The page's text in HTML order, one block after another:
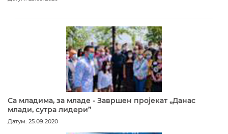
Са младима, за младе - Завршен пројекат „Данас
млади, сутра лидери”
Датум: 25.09.2020